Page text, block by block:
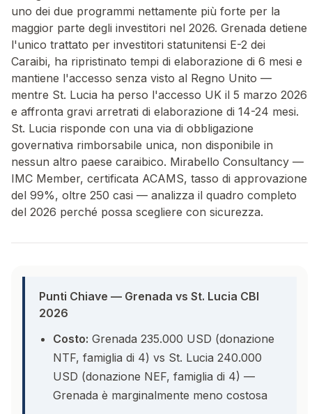
uno dei due programmi nettamente più forte per la
maggior parte degli investitori nel 2026. Grenada detiene
l'unico trattato per investitori statunitensi E-2 dei
Caraibi, ha ripristinato tempi di elaborazione di 6 mesi e
mantiene l'accesso senza visto al Regno Unito —
mentre St. Lucia ha perso l'accesso UK il 5 marzo 2026
e affronta gravi arretrati di elaborazione di 14-24 mesi.
St. Lucia risponde con una via di obbligazione
governativa rimborsabile unica, non disponibile in
nessun altro paese caraibico. Mirabello Consultancy —
IMC Member, certificata ACAMS, tasso di approvazione
del 99%, oltre 250 casi — analizza il quadro completo
del 2026 perché possa scegliere con sicurezza.
Punti Chiave — Grenada vs St. Lucia CBI
2026
Costo: Grenada 235.000 USD (donazione
NTF, famiglia di 4) vs St. Lucia 240.000
USD (donazione NEF, famiglia di 4) —
Grenada è marginalmente meno costosa